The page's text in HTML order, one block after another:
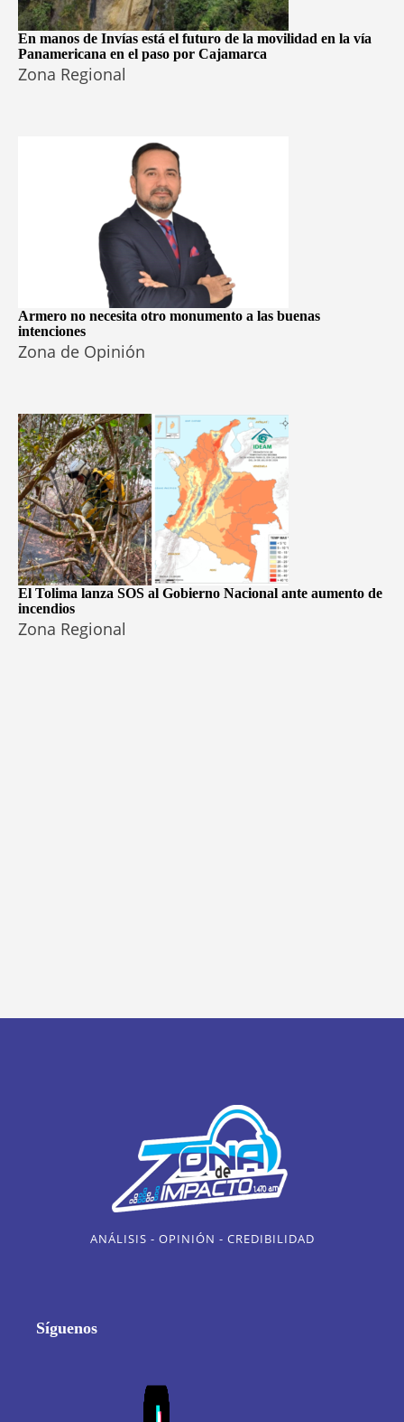
En manos de Invías está el futuro de la movilidad en la vía
Panamericana en el paso por Cajamarca
Zona Regional
Armero no necesita otro monumento a las buenas
intenciones
Zona de Opinión
El Tolima lanza SOS al Gobierno Nacional ante aumento de
incendios
Zona Regional
ANÁLISIS - OPINIÓN - CREDIBILIDAD
Síguenos